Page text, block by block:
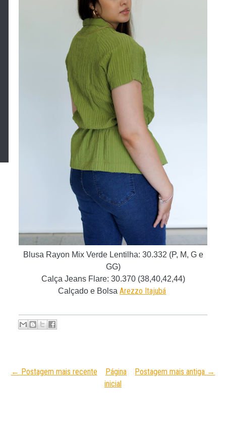
Blusa Rayon Mix Verde Lentilha: 30.332 (P, M, G e
GG)
Calça Jeans Flare: 30.370 (38,40,42,44)
Calçado e Bolsa Arezzo Itajubá
← Postagem mais recente Postagem mais antiga →
Página
inicial